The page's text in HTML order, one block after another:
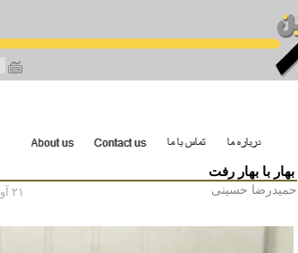
بهار با بهار رفت
۲۱ آوریل ۲۰۲۵ - ۱ اردیبهشت ۱۴۰۴ حمیدرضا حسینی